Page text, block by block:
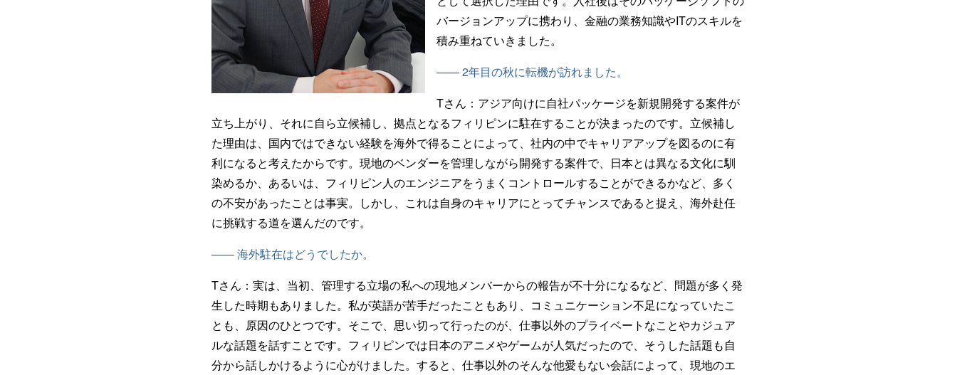
バージョンアップに携わり、金融の業務知識やITのスキルを
積み重ねていきました。
—— 2年目の秋に転機が訪れました。
Tさん： アジア向けに自社パッケージを新規開発する案件が
立ち上がり、それに自ら立候補し、拠点となるフィリピンに駐在することが決まったのです。立候補し
た理由は、国内ではできない経験を海外で得ることによって、社内の中でキャリアアップを図るのに有
利になると考えたからです。現地のベンダーを管理しながら開発する案件で、日本とは異なる文化に馴
染めるか、あるいは、フィリピン人のエンジニアをうまくコントロールすることができるかなど、多く
の不安があったことは事実。しかし、これは自身のキャリアにとってチャンスであると捉え、海外赴任
に挑戦する道を選んだのです。
—— 海外駐在はどうでしたか。
Tさん： 実は、当初、管理する立場の私への現地メンバーからの報告が不十分になるなど、問題が多く発
生した時期もありました。私が英語が苦手だったこともあり、コミュニケーション不足になっていたこ
とも、原因のひとつです。そこで、思い切って行ったのが、仕事以外のプライベートなことやカジュア
ルな話題を話すことです。フィリピンでは日本のアニメやゲームが人気だったので、そうした話題も自
分から話しかけるように心がけました。すると、仕事以外のそんな他愛もない会話によって、現地のエ